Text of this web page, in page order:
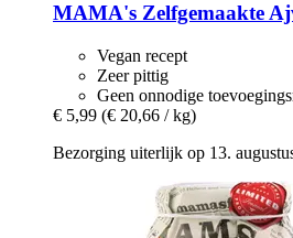
MAMA's Zelfgemaakte
Vegan recept
Zeer pittig
Geen onnodige
€ 5,99 (€ 20,66 / kg)
Bezorging uiterlijk op 13.